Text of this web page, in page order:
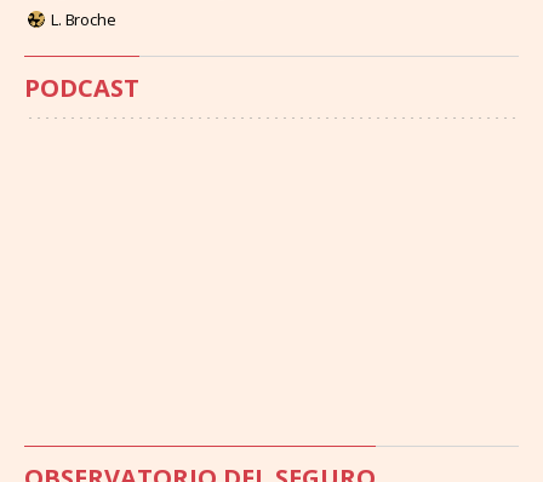
L. Broche
PODCAST